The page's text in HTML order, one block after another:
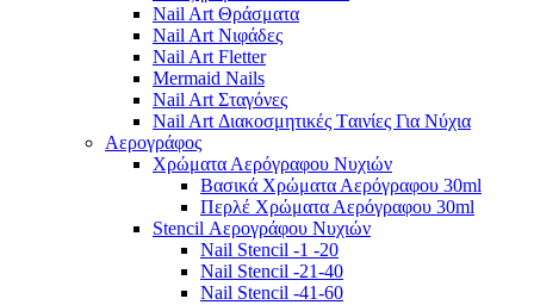
Nail Art Θράσματα
Nail Art Νιφάδες
Nail Art Fletter
Mermaid Nails
Nail Art Σταγόνες
Nail Art Διακοσμητικές Tαινίες Για Νύχια
Αερογράφος
Χρώματα Αερόγραφου Νυχιών
Βασικά Χρώματα Αερόγραφου 30ml
Περλέ Χρώματα Αερόγραφου 30ml
Stencil Αερογράφου Νυχιών
Nail Stencil -1 -20
Nail Stencil -21-40
Nail Stencil -41-60